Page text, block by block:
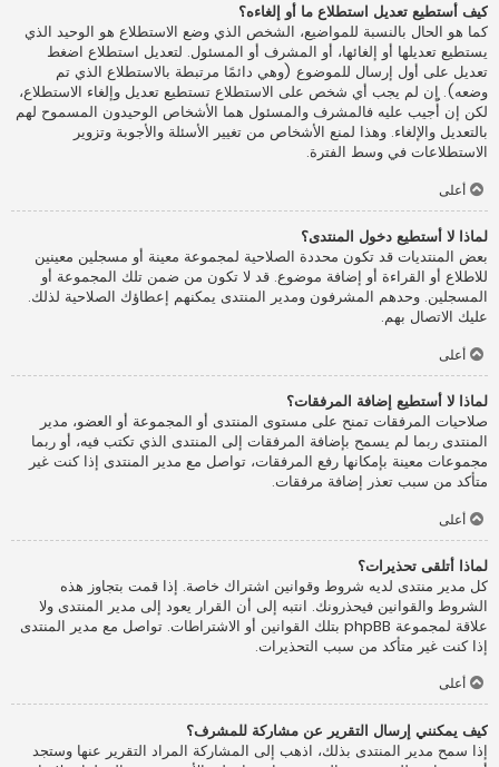
كيف أستطيع تعديل استطلاع ما أو إلغاءه؟
كما هو الحال بالنسبة للمواضيع، الشخص الذي وضع الاستطلاع هو الوحيد الذي
يستطيع تعديلها أو إلغائها، أو المشرف أو المسئول. لتعديل استطلاع اضغط
تعديل على أول إرسال للموضوع (وهي دائمًا مرتبطة بالاستطلاع الذي تم
وضعه). إن لم يجب أي شخص على الاستطلاع تستطيع تعديل وإلغاء الاستطلاع،
لكن إن أُجيب عليه فالمشرف والمسئول هما الأشخاص الوحيدون المسموح لهم
بالتعديل والإلغاء. وهذا لمنع الأشخاص من تغيير الأسئلة والأجوبة وتزوير
الاستطلاعات في وسط الفترة.
أعلى
لماذا لا أستطيع دخول المنتدى؟
بعض المنتديات قد تكون محددة الصلاحية لمجموعة معينة أو مسجلين معينين
للاطلاع أو القراءة أو إضافة موضوع. قد لا تكون من ضمن تلك المجموعة أو
المسجلين. وحدهم المشرفون ومدير المنتدى يمكنهم إعطاؤك الصلاحية لذلك.
عليك الاتصال بهم.
أعلى
لماذا لا أستطيع إضافة المرفقات؟
صلاحيات المرفقات تمنح على مستوى المنتدى أو المجموعة أو العضو، مدير
المنتدى ربما لم يسمح بإضافة المرفقات إلى المنتدى الذي تكتب فيه، أو ربما
مجموعات معينة بإمكانها رفع المرفقات، تواصل مع مدير المنتدى إذا كنت غير
متأكد من سبب تعذر إضافة مرفقات.
أعلى
لماذا أتلقى تحذيرات؟
كل مدير منتدى لديه شروط وقوانين اشتراك خاصة. إذا قمت بتجاوز هذه
الشروط والقوانين فيحذرونك. انتبه إلى أن القرار يعود إلى مدير المنتدى ولا
علاقة لمجموعة phpBB بتلك القوانين أو الاشتراطات. تواصل مع مدير المنتدى
إذا كنت غير متأكد من سبب التحذيرات.
أعلى
كيف يمكنني إرسال التقرير عن مشاركة للمشرف؟
إذا سمح مدير المنتدى بذلك، اذهب إلى المشاركة المراد التقرير عنها وستجد